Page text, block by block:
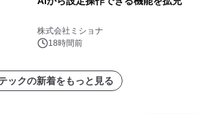
株式会社ミショナ
18時間前
ックの新着をもっと見る